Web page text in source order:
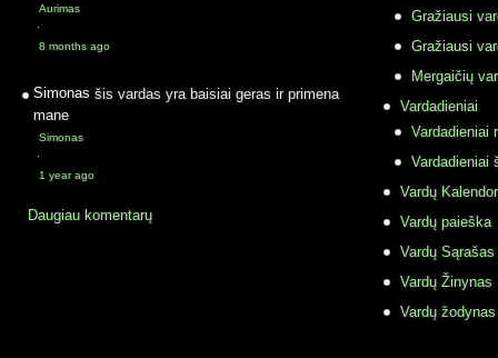
Aurimas
·
8 months ago
Simonas šis vardas yra baisiai geras ir primena
mane
Simonas
·
1 year ago
Daugiau komentarų
Gražiausi
Gražiausi
Mergaičių
Vardadieniai
Vardadieniai
Vardadieniai
Vardų
Vardų paieška
Vardų Sąrašas
Vardų Žinynas
Vardų